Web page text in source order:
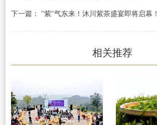
下一篇： "紫"气东来！沐川紫茶盛宴即将启幕！
相关推荐